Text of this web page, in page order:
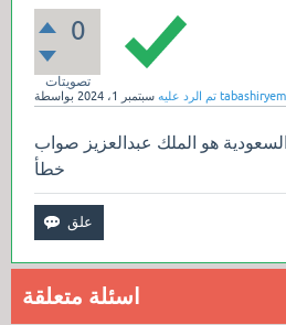
0
تصويتات
تم الرد عليه سبتمبر 1، 2024
هو الملك عبدالعزيز صواب
خطأ
اسئلة متعلقة